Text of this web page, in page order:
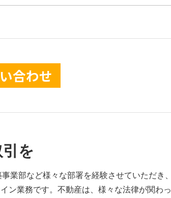
合わせ
を
部など様々な部署を経験させていただき
業務です。不動産は、様々な法律が関わ